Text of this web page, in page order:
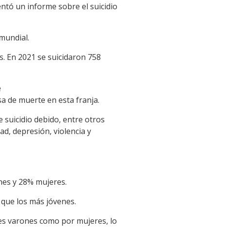
un informe sobre el suicidio
En 2021 se suicidaron 758
de muerte en esta franja.
suicidio debido, entre otros
depresión, violencia y
y 28% mujeres.
los más jóvenes.
varones como por mujeres, lo